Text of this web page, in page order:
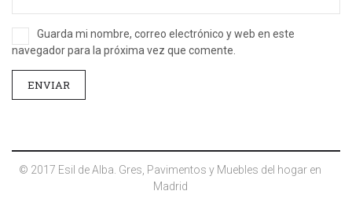
Guarda mi nombre, correo electrónico y web en este
navegador para la próxima vez que comente.
© 2017 Esil de Alba. Gres, Pavimentos y Muebles del hogar en
Madrid